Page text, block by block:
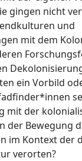
gingen nicht
und
mit dem
ein Vorbild
mit der
der Bewegung
im Kontext der
verorten?